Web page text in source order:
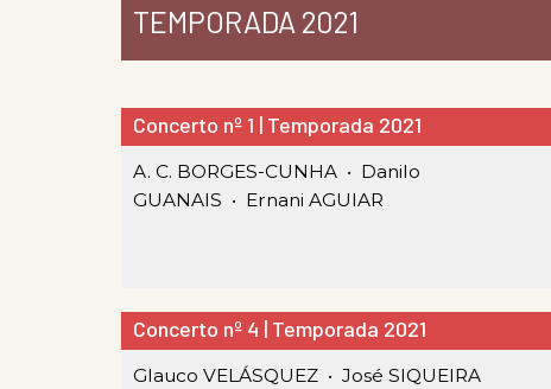
TEMPORADA 2021
Concerto nº 1 | Temporada 2021
A. C. BORGES-CUNHA • Danilo
GUANAIS • Ernani AGUIAR
Concerto nº 4 | Temporada 2021
Glauco VELÁSQUEZ • José SIQUEIRA